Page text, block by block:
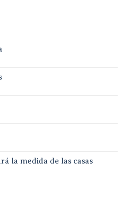
la medida de las casas